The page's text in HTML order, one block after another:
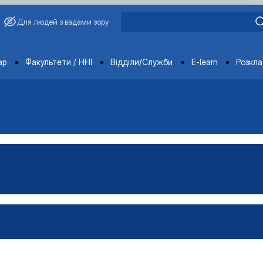
Для людей з вадами зору
Факультети / ННІ Відділи/Служби E-learn